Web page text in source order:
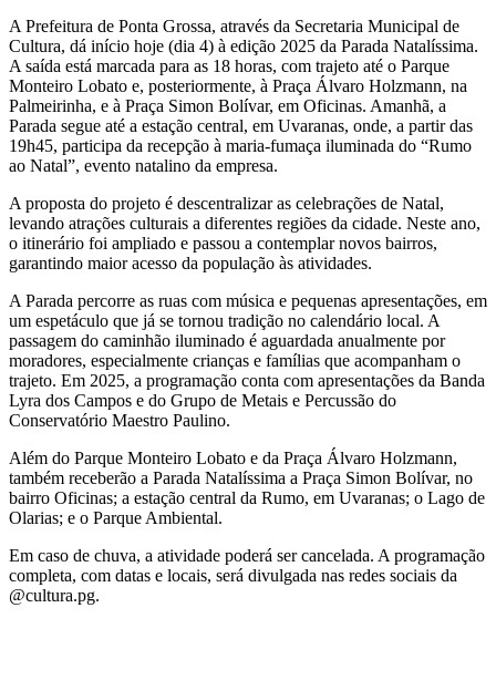
A Prefeitura de Ponta Grossa, através da Secretaria Municipal de
Cultura, dá início hoje (dia 4) à edição 2025 da Parada Natalíssima.
A saída está marcada para as 18 horas, com trajeto até o Parque
Monteiro Lobato e, posteriormente, à Praça Álvaro Holzmann, na
Palmeirinha, e à Praça Simon Bolívar, em Oficinas. Amanhã, a
Parada segue até a estação central, em Uvaranas, onde, a partir das
19h45, participa da recepção à maria-fumaça iluminada do “Rumo
ao Natal”, evento natalino da empresa.
A proposta do projeto é descentralizar as celebrações de Natal,
levando atrações culturais a diferentes regiões da cidade. Neste ano,
o itinerário foi ampliado e passou a contemplar novos bairros,
garantindo maior acesso da população às atividades.
A Parada percorre as ruas com música e pequenas apresentações, em
um espetáculo que já se tornou tradição no calendário local. A
passagem do caminhão iluminado é aguardada anualmente por
moradores, especialmente crianças e famílias que acompanham o
trajeto. Em 2025, a programação conta com apresentações da Banda
Lyra dos Campos e do Grupo de Metais e Percussão do
Conservatório Maestro Paulino.
Além do Parque Monteiro Lobato e da Praça Álvaro Holzmann,
também receberão a Parada Natalíssima a Praça Simon Bolívar, no
bairro Oficinas; a estação central da Rumo, em Uvaranas; o Lago de
Olarias; e o Parque Ambiental.
Em caso de chuva, a atividade poderá ser cancelada. A programação
completa, com datas e locais, será divulgada nas redes sociais da
@cultura.pg.